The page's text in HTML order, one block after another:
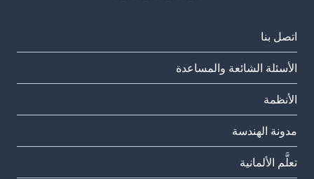
اتصل بنا
الأسئلة الشائعة والمساعدة
الأنظمة
مدونة الهندسة
تعلَّم الألمانية